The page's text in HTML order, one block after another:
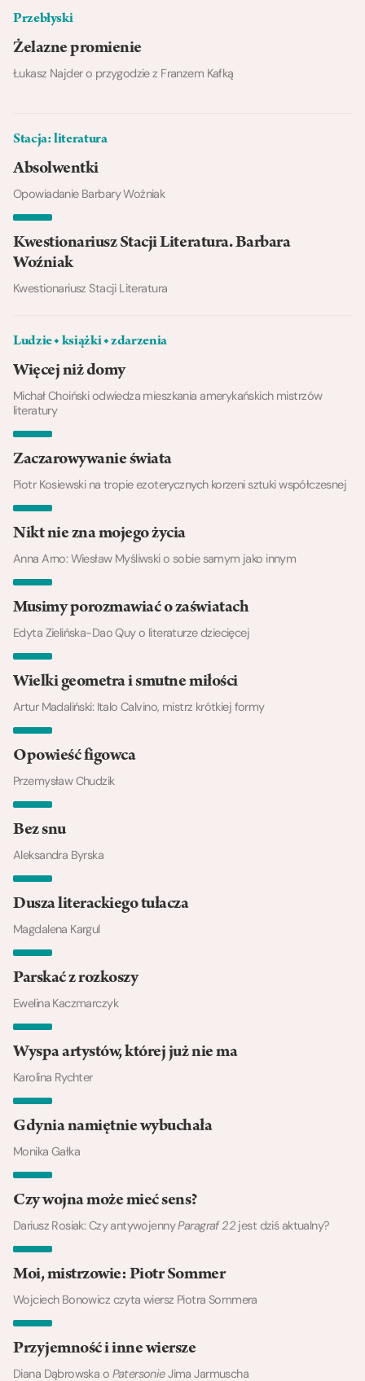
Przebłyski
Żelazne promienie
Łukasz Najder o przygodzie z Franzem Kafką
Stacja: literatura
Absolwentki
Opowiadanie Barbary Woźniak
Kwestionariusz Stacji Literatura. Barbara
Woźniak
Kwestionariusz Stacji Literatura
Ludzie ◆ książki ◆ zdarzenia
Więcej niż domy
Michał Choiński odwiedza mieszkania amerykańskich mistrzów
literatury
Zaczarowywanie świata
Piotr Kosiewski na tropie ezoterycznych korzeni sztuki współczesnej
Nikt nie zna mojego życia
Anna Arno: Wiesław Myśliwski o sobie samym jako innym
Musimy porozmawiać o zaświatach
Edyta Zielińska-Dao Quy o literaturze dziecięcej
Wielki geometra i smutne miłości
Artur Madaliński: Italo Calvino, mistrz krótkiej formy
Opowieść figowca
Przemysław Chudzik
Bez snu
Aleksandra Byrska
Dusza literackiego tułacza
Magdalena Kargul
Parskać z rozkoszy
Ewelina Kaczmarczyk
Wyspa artystów, której już nie ma
Karolina Rychter
Gdynia namiętnie wybuchała
Monika Gałka
Czy wojna może mieć sens?
Dariusz Rosiak: Czy antywojennyParagraf 22 jest dziś aktualny?
Moi, mistrzowie: Piotr Sommer
Wojciech Bonowicz czyta wiersz Piotra Sommera
Przyjemność i inne wiersze
Diana Dąbrowska o PatersonieJima Jarmuscha